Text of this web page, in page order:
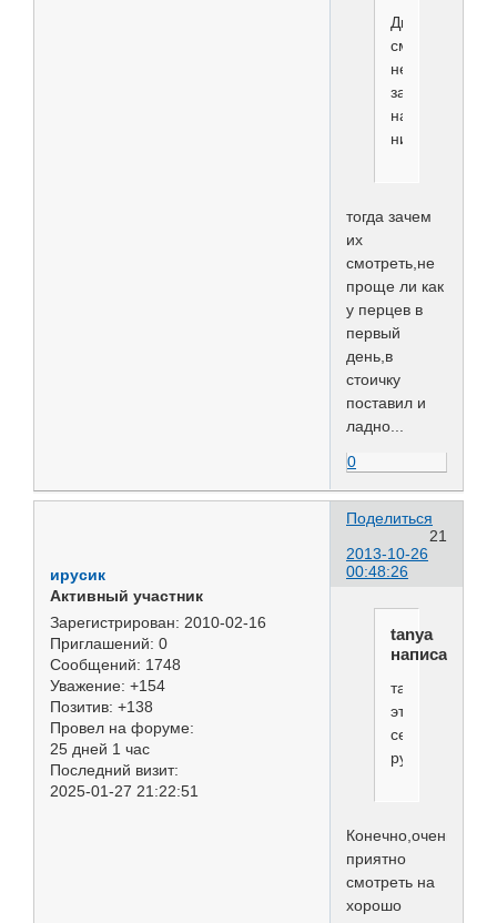
Движения
смотрит,но
не
заостряется
на
них.
тогда зачем
их
смотреть,не
проще ли как
у перцев в
первый
день,в
стоичку
поставил и
ладно...
0
Поделиться
21
2013-10-26
00:48:26
ирусик
Активный участник
Зарегистрирован: 2010-02-16
Приглашений: 0
Сообщений: 1748
Уважение: +154
Позитив: +138
Провел на форуме:
25 дней 1 час
Последний визит:
2025-01-27 21:22:51
tanya
написал(а):
так
это
сейчас
рулит....
Конечно,очень
приятно
смотреть на
хорошо